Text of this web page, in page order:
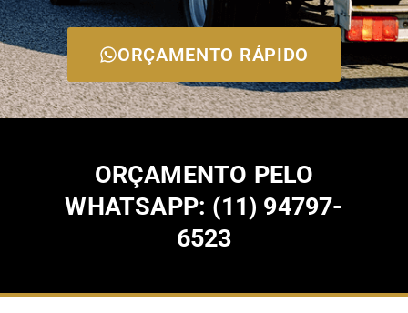
ORÇAMENTO RÁPIDO
ORÇAMENTO PELO
WHATSAPP: (11) 94797-
6523